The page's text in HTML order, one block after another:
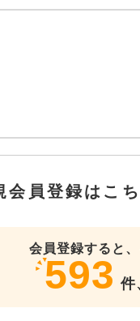
会員登録はこ
会員登録すると
593 件